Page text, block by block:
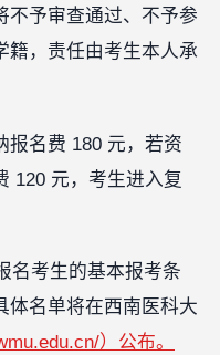
不予审查通过、不予参
籍，责任由考生本人承
报名费 180 元，若资
120 元，考生进入复
名考生的基本报考条
体名单将在西南医科大
）公布。